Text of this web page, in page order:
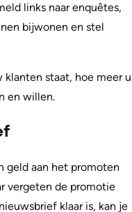
links naar enquêtes,
bijwonen en stel
staat, hoe meer u
en willen.
geld aan het promoten
vergeten de promotie
klaar is, kan je